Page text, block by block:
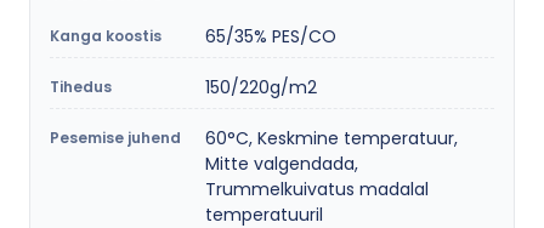
Kanga koostis 65/35% PES/CO
Tihedus 150/220g/m2
Pesemise juhend
60°C, Keskmine temperatuur,
Mitte valgendada,
Trummelkuivatus madalal
temperatuuril